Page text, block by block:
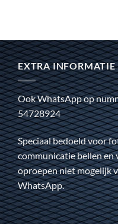
EXTRA INFORMATIE
Ook WhatsApp op
54728924
Speciaal bedoeld voor
communicatie bellen en
oproepen niet mogelijk
WhatsApp.